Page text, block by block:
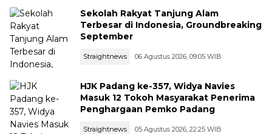
Sekolah Rakyat Tanjung Alam
Terbesar di Indonesia, Groundbreaking
September
Straightnews 06 Agustus 2026, 09:05 WIB
HJK Padang ke-357, Widya Navies
Masuk 12 Tokoh Masyarakat Penerima
Penghargaan Pemko Padang
Straightnews 05 Agustus 2026, 22:25 WIB